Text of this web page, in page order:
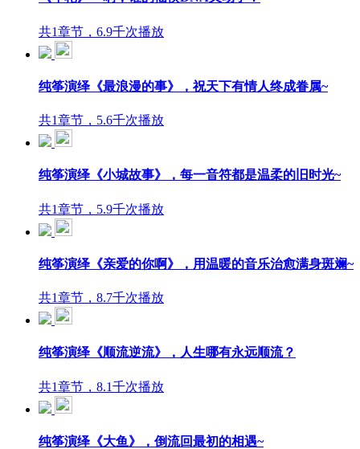
共1章节，6.9千次播放
纯筝演绎《最浪漫的事》，祝天下有情人终成眷属~
共1章节，5.6千次播放
纯筝演绎《小城故事》，每一音符都是温柔的旧时光~
共1章节，5.9千次播放
纯筝演绎《亲爱的你啊》，用温暖的音乐治愈满身斑斓~
共1章节，8.7千次播放
纯筝演绎《顺流逆流》，人生哪有永远顺流？
共1章节，8.1千次播放
纯筝演绎《大鱼》，倒流回最初的相遇~